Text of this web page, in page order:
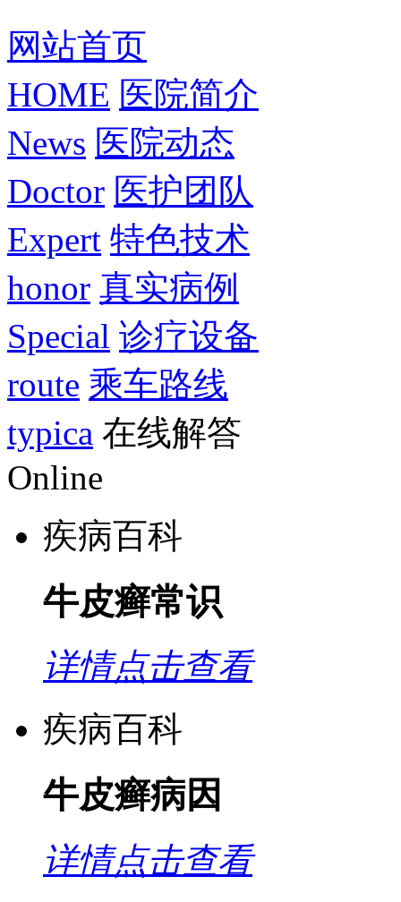
网站首页
HOME 医院简介
News 医院动态
Doctor 医护团队
Expert 特色技术
honor 真实病例
Special 诊疗设备
route 乘车路线
typica 在线解答
Online
疾病百科
牛皮癣常识
详情点击查看
疾病百科
牛皮癣病因
详情点击查看